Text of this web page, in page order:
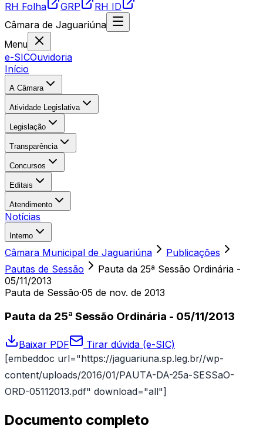
RH Folha GRP
RH ID
Câmara de Jaguariúna
Menu
e-SICOuvidoria
Início
A Câmara
Atividade Legislativa
Legislação
Transparência
Concursos
Editais
Atendimento
Notícias
Interno
Câmara Municipal de Jaguariúna
Publicações
Pautas de Sessão
Pauta da 25ª Sessão Ordinária -
05/11/2013
Pauta de Sessão·05 de nov. de 2013
Pauta da 25ª Sessão Ordinária - 05/11/2013
Baixar PDF
Tirar dúvida (e-SIC)
[embeddoc url="https://jaguariuna.sp.leg.br//wp-
content/uploads/2016/01/PAUTA-DA-25a-SESSaO-
ORD-05112013.pdf" download="all"]
Documento completo